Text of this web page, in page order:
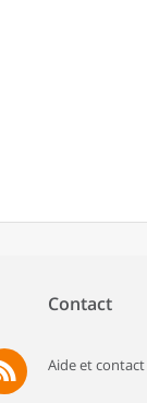
Contact
Aide et contact